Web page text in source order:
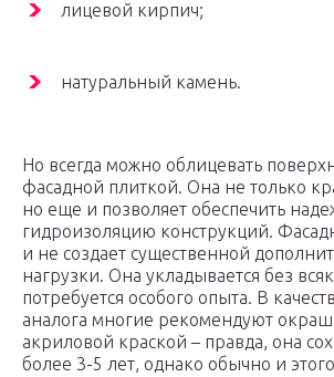
лицевой кирпич;
натуральный камень.
Но всегда можно облицевать
фасадной плиткой. Она не только
но еще и позволяет обеспечить
гидроизоляцию конструкций.
и не создает существенной
нагрузки. Она укладывается без
потребуется особого опыта. В
аналога многие рекомендуют
акриловой краской – правда, она
более 3-5 лет, однако обычно и этого